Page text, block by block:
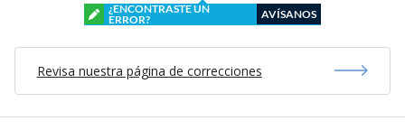
¿ENCONTRASTE UN
ERROR?
AVÍSANOS
Revisa nuestra página de correcciones